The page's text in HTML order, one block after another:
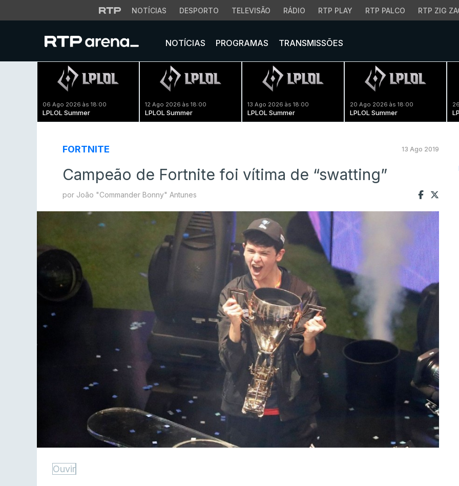
NOTÍCIAS DESPORTO TELEVISÃO RÁDIO RTP PLAY RTP PALCO RTP ZIG
NOTÍCIAS PROGRAMAS TRANSMISSÕES
06 Ago 2026 às 18:00
LPLOL Summer
12 Ago 2026 às 18:00
LPLOL Summer
13 Ago 2026 às 18:00
LPLOL Summer
20 Ago 2026 às 18:00
LPLOL Summer
FORTNITE 13 Ago 2019
Campeão de Fortnite foi vítima de “swatting”
por João "Commander Bonny" Antunes
Ouvir